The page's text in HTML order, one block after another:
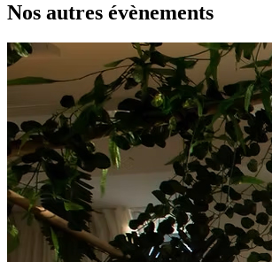
Nos autres évènements